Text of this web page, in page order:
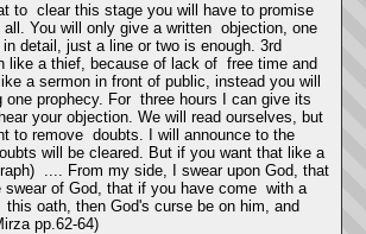
to clear this stage you will have to promise
You will only give a written objection, one
detail, just a line or two is enough. 3rd
like a thief, because of lack of free time and
a sermon in front of public, instead you will
prophecy. For three hours I can give its
your objection. We will read ourselves, but
to remove doubts. I will announce to the
will be cleared. But if you want that like a
.... From my side, I swear upon God, that
swear of God, that if you have come with a
oath, then God's curse be on him, and
pp.62-64)